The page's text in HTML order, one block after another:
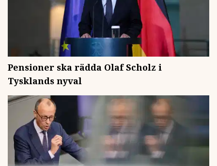
Pensioner ska rädda Olaf Scholz i
Tysklands nyval